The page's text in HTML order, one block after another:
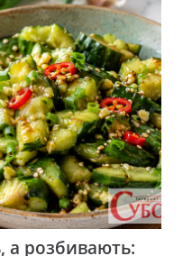
а розбивають: